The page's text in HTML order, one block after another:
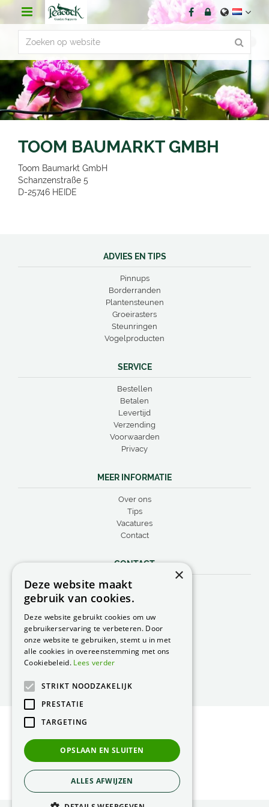
r
n
t
TOOM BAUMARKT GMBH
Toom Baumarkt GmbH
Schanzenstraße 5
D-25746 HEIDE
ADVIES EN TIPS
Pinnups
Borderranden
Plantensteunen
Groeirasters
Steunringen
Vogelproducten
SERVICE
Bestellen
Betalen
Levertijd
Verzending
Voorwaarden
Privacy
MEER INFORMATIE
Over ons
Tips
Vacatures
Contact
CONTACT
Peacock Garden Supports
Industrieweg 22
Nederland
0499 57 40 80
F. 0499 57 40 84
E.peacock@peacock.nl
Privacy Statement
Green Solutions
×
Deze website maakt
gebruik van cookies.
Deze website gebruikt cookies om uw
gebruikerservaring te verbeteren. Door
onze website te gebruiken, stemt u in met
alle cookies in overeenstemming met ons
Cookiebeleid. Lees verder
STRIKT NOODZAKELIJK
PRESTATIE
TARGETING
OPSLAAN EN SLUITEN
ALLES AFWIJZEN